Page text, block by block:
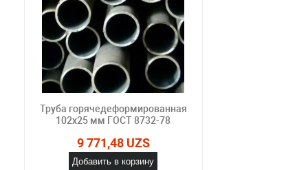
Труба горячедеформированная
102х25 мм ГОСТ 8732-78
9 771,48 UZS
Добавить в корзину